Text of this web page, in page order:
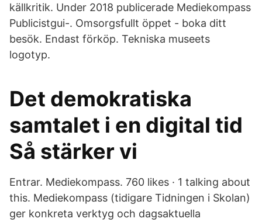
källkritik. Under 2018 publicerade Mediekompass
Publicistgui-. Omsorgsfullt öppet - boka ditt
besök. Endast förköp. Tekniska museets
logotyp.
Det demokratiska
samtalet i en digital tid
Så stärker vi
Entrar. Mediekompass. 760 likes · 1 talking about
this. Mediekompass (tidigare Tidningen i Skolan)
ger konkreta verktyg och dagsaktuella